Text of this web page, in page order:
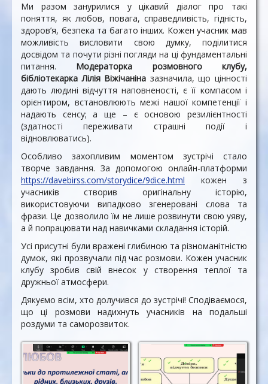
Ми разом занурилися у цікавий діалог про такі
поняття, як любов, повага, справедливість, гідність,
здоров’я, безпека та багато інших. Кожен учасник мав
можливість висловити свою думку, поділитися
досвідом та почути різні погляди на ці фундаментальні
питання. Модераторка розмовного клубу,
бібліотекарка Лілія Віжічаніна зазначила, що цінності
дають людині відчуття наповненості, є її компасом і
орієнтиром, встановлюють межі нашої компетенції і
надають сенсу; а ще – є основою резилієнтності
(здатності переживати страшні події і
відновлюватись).
Особливо захопливим моментом зустрічі стало
творче завдання. За допомогою онлайн-платформи
https://davebirss.com/storydice/9dice.html кожен з
учасників створив оригінальну історію,
використовуючи випадково згенеровані слова та
фрази. Це дозволило їм не лише розвинути свою уяву,
а й попрацювати над навичками складання історій.
Усі присутні були вражені глибиною та різноманітністю
думок, які прозвучали під час розмови. Кожен учасник
клубу зробив свій внесок у створення теплої та
дружньої атмосфери.
Дякуємо всім, хто долучився до зустрічі! Сподіваємося,
що ці розмови надихнуть учасників на подальші
роздуми та саморозвиток.